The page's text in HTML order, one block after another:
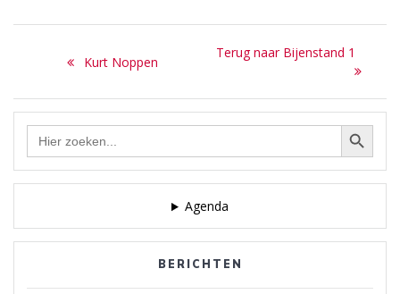
navigatie
Previous
Kurt Noppen
Next
Terug naar Bijenstand 1
Zoek Zoekknop
Agenda
BERICHTEN